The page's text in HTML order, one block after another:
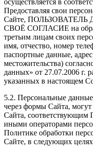
осуществляется в
Предоставляя свои
Сайте,
СВОЁ СОГЛАСИЕ на
третьим лицам своих
имя, отчество, номер
паспортные данные,
местожительства)
данных» от 27.07.2006 г.
указанных в настоящем
5.2. Персональные
через формы Сайта,
Сайта, соответствующим
иными операторами
Политике обработки
Сайте, в следующих